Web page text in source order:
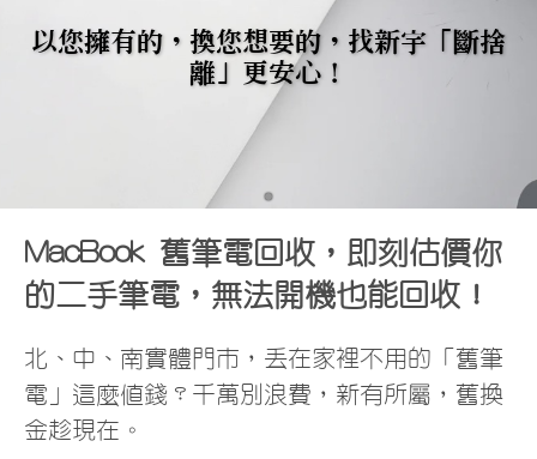
•
以您擁有的，換您想要的，找新宇「斷捨
離」更安心！
MacBook 舊筆電回收，即刻估價你
的二手筆電，無法開機也能回收！
北、中、南實體門市，丟在家裡不用的「舊筆
電」這麼值錢？千萬別浪費，新有所屬，舊換
金趁現在。